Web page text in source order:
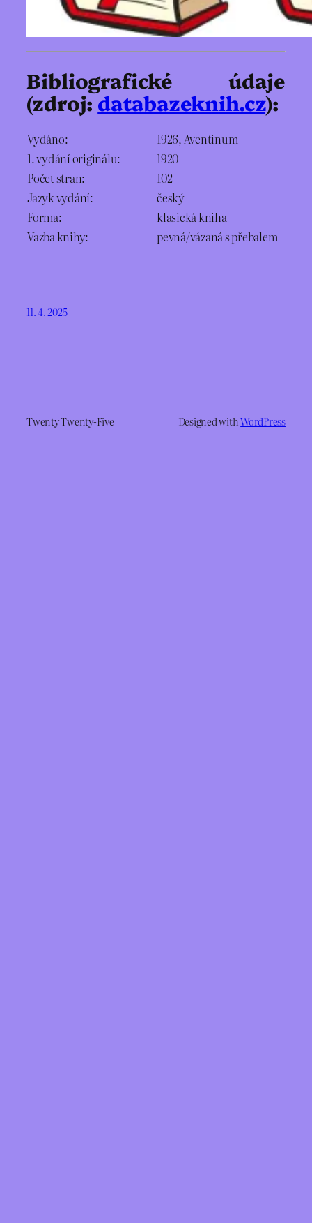
Bibliografické údaje
(zdroj:databazeknih.cz):
Vydáno:
1926, Aventinum
1. vydání originálu:
1920
Počet stran:
102
Jazyk vydání:
český
Forma:
klasická kniha
Vazba knihy:
pevná/vázaná s přebalem
11. 4. 2025
Twenty Twenty-Five Designed withWordPress